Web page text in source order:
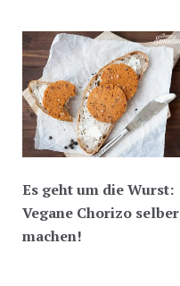
Es geht um die Wurst:
Vegane Chorizo selber
machen!